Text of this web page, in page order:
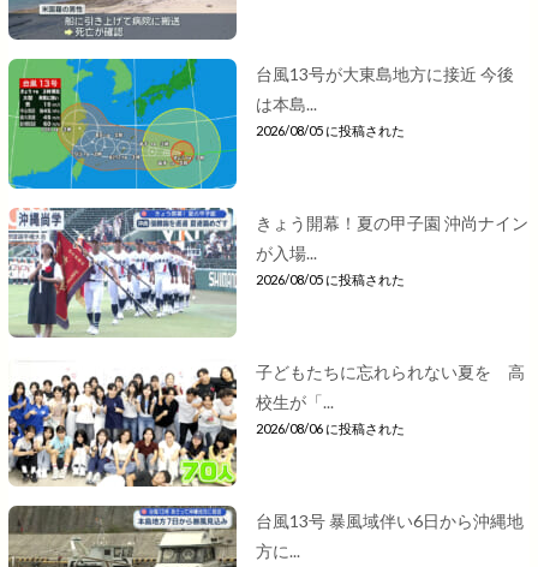
台風13号が大東島地方に接近 今後
は本島...
2026/08/05 に投稿された
きょう開幕！夏の甲子園 沖尚ナイン
が入場...
2026/08/05 に投稿された
子どもたちに忘れられない夏を 高
校生が「...
2026/08/06 に投稿された
台風13号 暴風域伴い6日から沖縄地
方に...